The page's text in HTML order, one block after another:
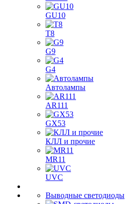
GU10
T8
G9
G4
Автолампы
AR111
GX53
КЛЛ и прочие
MR11
UVC
Выводные светодиоды